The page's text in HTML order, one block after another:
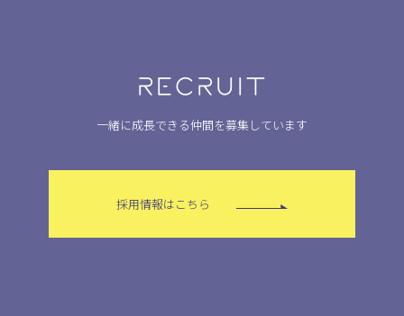
RECRUIT
一緒に成長できる仲間を募集しています
採用情報はこちら